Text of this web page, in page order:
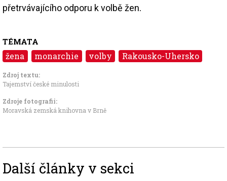
přetrvávajícího odporu k volbě žen.
TÉMATA
žena monarchie volby Rakousko-Uhersko
Zdroj textu:
Tajemství české minulosti
Zdroje fotografii:
Moravská zemská knihovna v Brně
Další články v sekci